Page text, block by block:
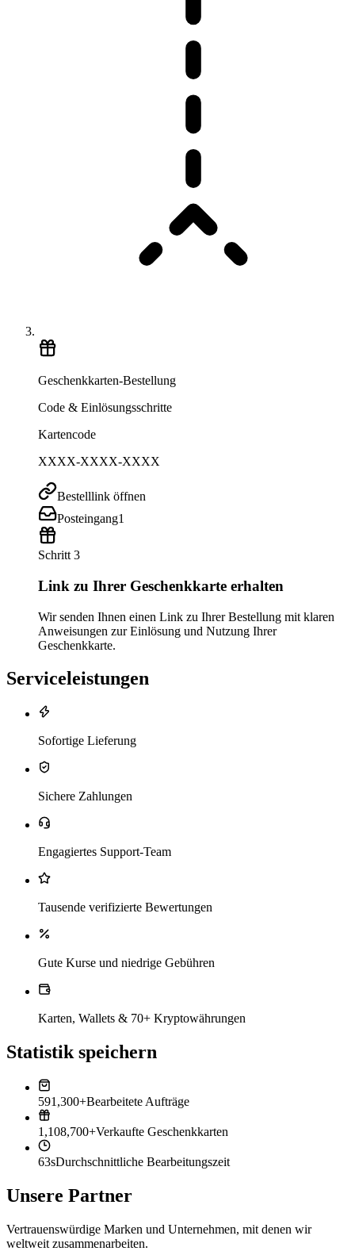
Geschenkkarten-Bestellung
Code & Einlösungsschritte
Kartencode
XXXX-XXXX-XXXX
Bestelllink öffnen
Posteingang1
Schritt 3
Link zu Ihrer Geschenkkarte erhalten
Wir senden Ihnen einen Link zu Ihrer Bestellung mit klaren
Anweisungen zur Einlösung und Nutzung Ihrer
Geschenkkarte.
Serviceleistungen
Sofortige Lieferung
Sichere Zahlungen
Engagiertes Support-Team
Tausende verifizierte Bewertungen
Gute Kurse und niedrige Gebühren
Karten, Wallets & 70+ Kryptowährungen
Statistik speichern
591,300+Bearbeitete Aufträge
1,108,700+Verkaufte Geschenkkarten
63sDurchschnittliche Bearbeitungszeit
Unsere Partner
Vertrauenswürdige Marken und Unternehmen, mit denen wir
weltweit zusammenarbeiten.